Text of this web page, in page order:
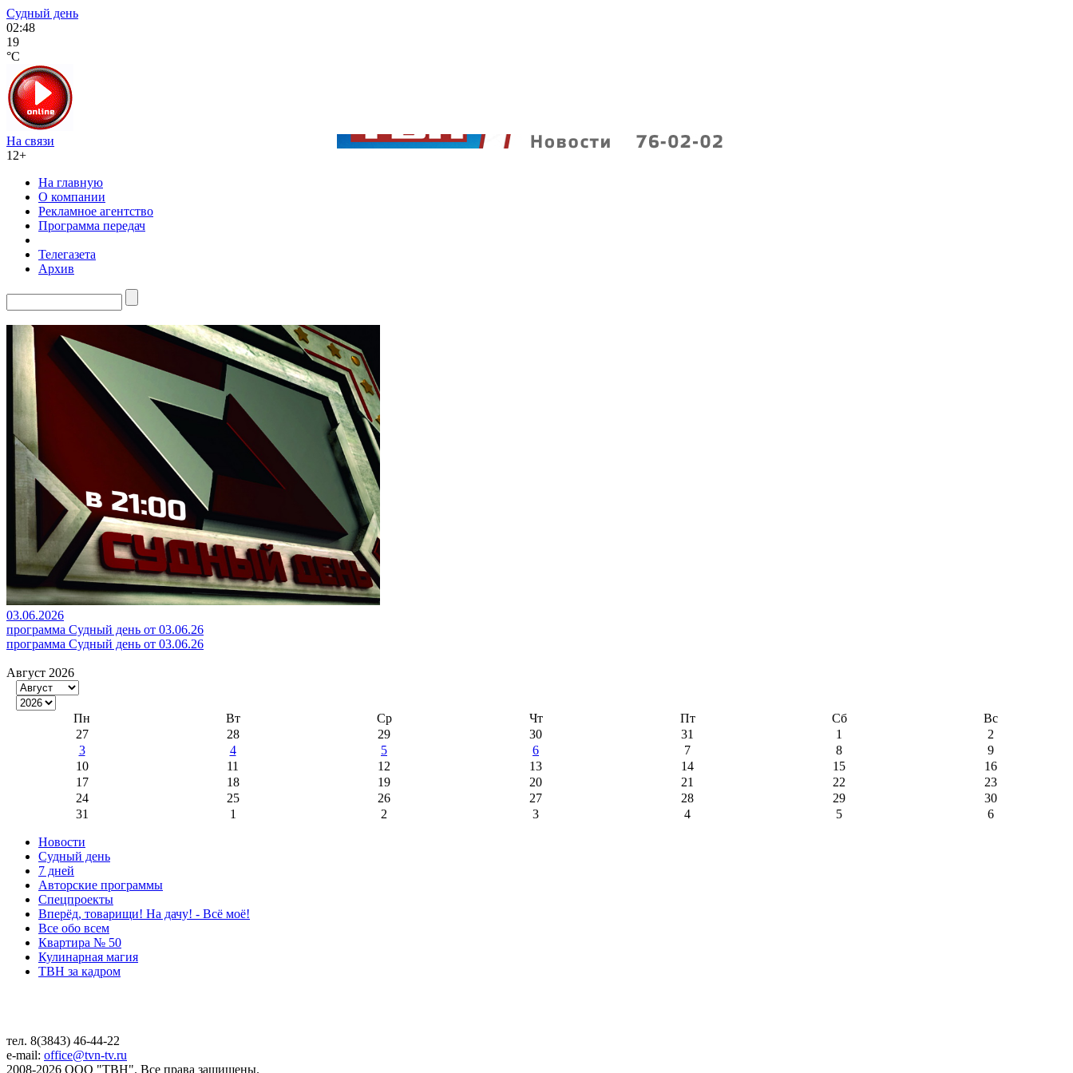
Судный день
02:48
19
°C
На связи
12+
На главную
О компании
Рекламное агентство
Программа передач
Телегазета
Архив
03.06.2026
программа Судный день от 03.06.26
программа Судный день от 03.06.26
Август 2026
Пн Вт Ср Чт Пт Сб
Вс
27
28 29 30 31 1
2
3
4 5 6 7 8
9
10
11 12 13 14 15
16
17
18 19 20 21 22
23
24
25 26 27 28 29
30
31
1 2 3 4 5 6
Новости
Судный день
7 дней
Авторские программы
Спецпроекты
Вперёд, товарищи! На дачу! - Всё моё!
Все обо всем
Квартира № 50
Кулинарная магия
ТВН за кадром
тел. 8(3843) 46-44-22
e-mail: office@tvn-tv.ru
2008-2026 ООО "ТВН". Все права защищены.